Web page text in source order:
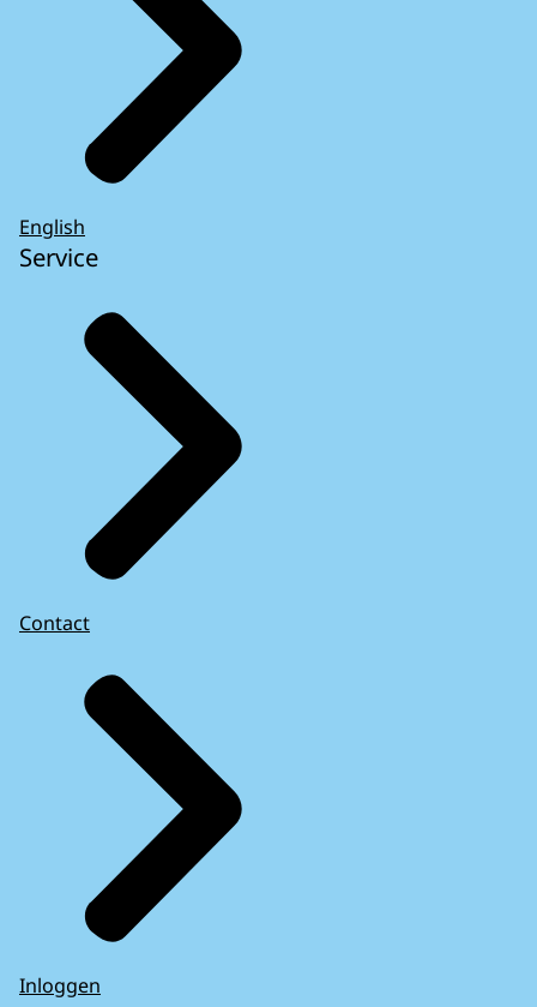
English
Service
Contact
Inloggen